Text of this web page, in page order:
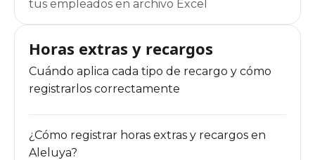
tus empleados en archivo Excel
Horas extras y recargos
Cuándo aplica cada tipo de recargo y cómo
registrarlos correctamente
¿Cómo registrar horas extras y recargos en
Aleluya?